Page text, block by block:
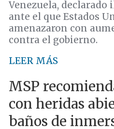
Venezuela, declarado
ante el que Estados
amenazaron con
contra el gobierno.
LEER MÁS
MSP
con heridas
baños de